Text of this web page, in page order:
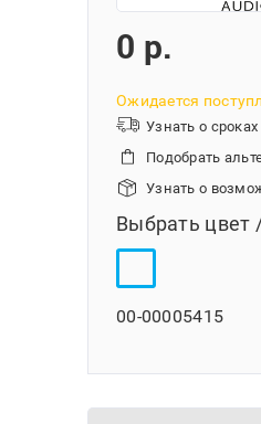
0 p.
Ожидается
Узнать о
Подобрать
Узнать о
Выбрать цвет
00-00005415